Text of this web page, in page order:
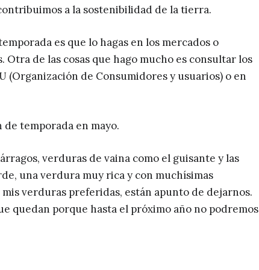
a la sostenibilidad de la tierra.
es que lo hagas en los mercados o
de las cosas que hago mucho es consultar los
(Organización de Consumidores y usuarios) o en
temporada en mayo.
verduras de vaina como el guisante y las
una verdura muy rica y con muchísimas
verduras preferidas, están apunto de dejarnos.
quedan porque hasta el próximo año no podremos